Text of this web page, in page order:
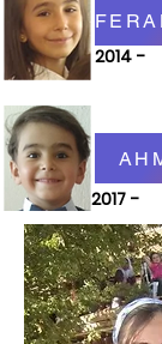
2014 -
2017 -